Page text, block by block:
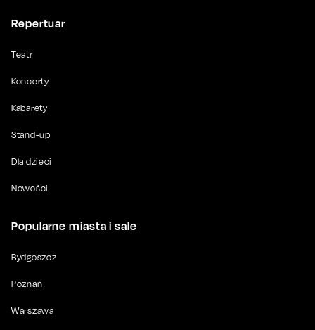
Repertuar
Teatr
Koncerty
Kabarety
Stand-up
Dla dzieci
Nowości
Popularne miasta i sale
Bydgoszcz
Poznań
Warszawa